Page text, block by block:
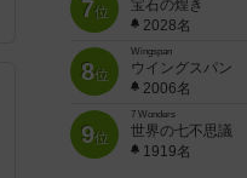
7位
宝石の煌き
2028名
8位
Wingspan
ウイングスパン
2006名
9位
7 Wonders
世界の七不思議
1919名